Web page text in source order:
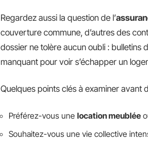
Regardez aussi la question de l’
couverture commune, d’autres des
dossier ne tolère aucun oubli : bulletins
manquant pour voir s’échapper un
Quelques points clés à examiner avant
Préférez-vous une location meublée
Souhaitez-vous une vie collective